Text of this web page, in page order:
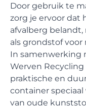
Door gebruik te
zorg je ervoor dat
afvalberg
als grondstof
In samenwerking
Werven
praktische en
container
van oude